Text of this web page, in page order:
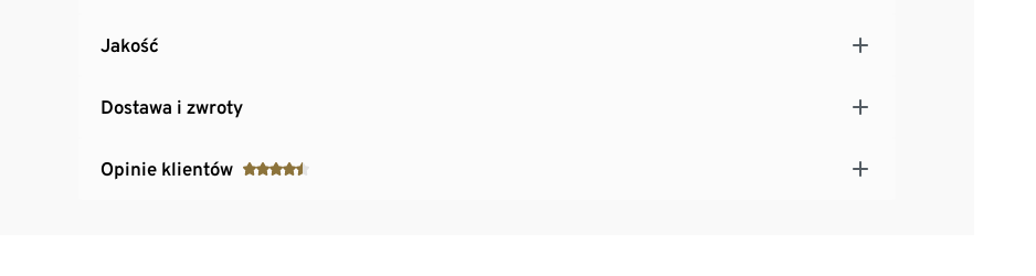
Jakość
Dostawa i zwroty
Opinie klientów